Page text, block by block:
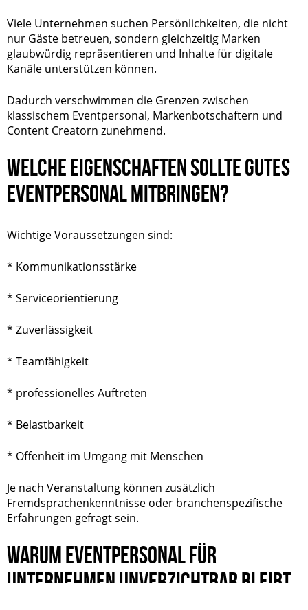
Viele Unternehmen suchen Persönlichkeiten, die nicht
nur Gäste betreuen, sondern gleichzeitig Marken
glaubwürdig repräsentieren und Inhalte für digitale
Kanäle unterstützen können.
Dadurch verschwimmen die Grenzen zwischen
klassischem Eventpersonal, Markenbotschaftern und
Content Creatorn zunehmend.
WELCHE EIGENSCHAFTEN SOLLTE GUTES
EVENTPERSONAL MITBRINGEN?
Wichtige Voraussetzungen sind:
* Kommunikationsstärke
* Serviceorientierung
* Zuverlässigkeit
* Teamfähigkeit
* professionelles Auftreten
* Belastbarkeit
* Offenheit im Umgang mit Menschen
Je nach Veranstaltung können zusätzlich
Fremdsprachenkenntnisse oder branchenspezifische
Erfahrungen gefragt sein.
WARUM EVENTPERSONAL FÜR
UNTERNEHMEN UNVERZICHTBAR BLEIBT